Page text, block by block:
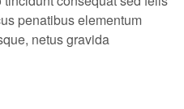
penatibus elementum
netus gravida